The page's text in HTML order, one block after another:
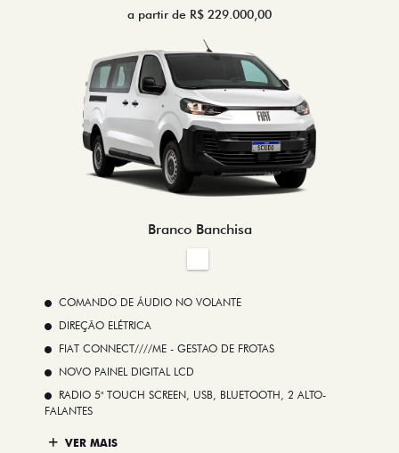
a partir de R$ 229.000,00
Branco Banchisa
COMANDO DE ÁUDIO NO VOLANTE
DIREÇÃO ELÉTRICA
FIAT CONNECT////ME - GESTAO DE FROTAS
NOVO PAINEL DIGITAL LCD
RADIO 5" TOUCH SCREEN, USB, BLUETOOTH, 2 ALTO-
FALANTES
VER MAIS